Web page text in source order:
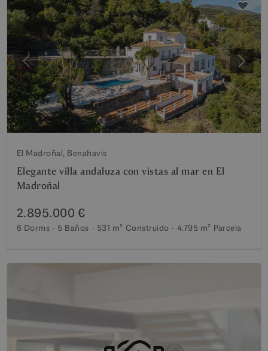
Anterior
El Madroñal, Benahavis
Elegante villa andaluza con vistas al mar en El
Madroñal
2.895.000 €
6 Dorms 5 Baños 531 m² Construido 4.795 m² Parcela